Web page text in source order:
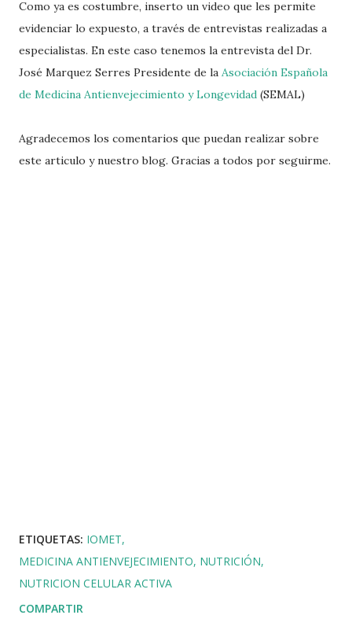
Como ya es costumbre, inserto un video que les permite
evidenciar lo expuesto, a través de entrevistas realizadas a
especialistas. En este caso tenemos la entrevista del Dr.
José Marquez Serres Presidente de la Asociación Española
de Medicina Antienvejecimiento y Longevidad (SEMAL)
Agradecemos los comentarios que puedan realizar sobre
este articulo y nuestro blog. Gracias a todos por seguirme.
ETIQUETAS: IOMET
MEDICINA ANTIENVEJECIMIENTO NUTRICIÓN
NUTRICION CELULAR ACTIVA
COMPARTIR